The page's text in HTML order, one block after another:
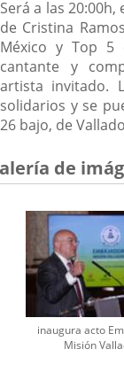
Será a las
de Cristina
México y Top 5
cantante y
artista invitado.
solidarios y se
26 bajo, de
de
inaugura acto
Misión